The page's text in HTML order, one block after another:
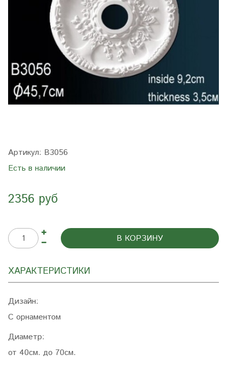
Артикул: B3056
Есть в наличии
2356 руб
В КОРЗИНУ
ХАРАКТЕРИСТИКИ
Дизайн:
С орнаментом
Диаметр:
от 40см. до 70см.